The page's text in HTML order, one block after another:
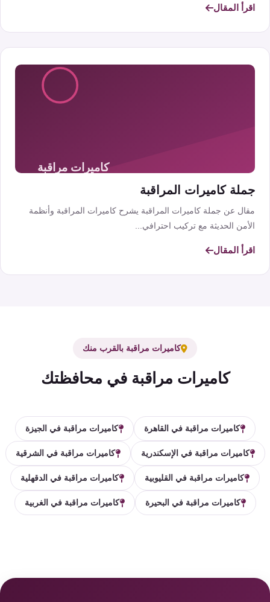
اقرأ المقال
جملة كاميرات المراقبة
مقال عن جملة كاميرات المراقبة يشرح كاميرات المراقبة وأنظمة
الأمن الحديثة مع تركيب احترافي...
اقرأ المقال
كاميرات مراقبة بالقرب منك
كاميرات مراقبة في محافظتك
كاميرات مراقبة في القاهرة كاميرات مراقبة في الجيزة
كاميرات مراقبة في الإسكندرية كاميرات مراقبة في الشرقية
كاميرات مراقبة في القليوبية كاميرات مراقبة في الدقهلية
كاميرات مراقبة في البحيرة كاميرات مراقبة في الغربية